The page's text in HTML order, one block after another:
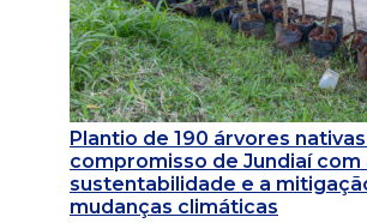
Plantio de 190 árvores
compromisso de Jundiaí com
sustentabilidade e a
mudanças climáticas